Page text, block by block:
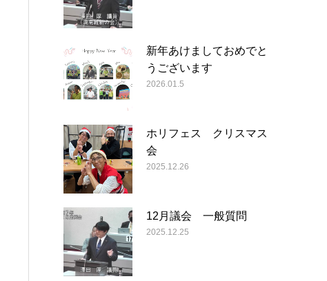
新年あけましておめでと
うございます
2026.01.5
ホリフェス クリスマス
会
2025.12.26
12月議会 一般質問
2025.12.25